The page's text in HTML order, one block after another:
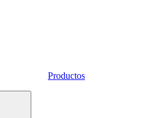
Productos